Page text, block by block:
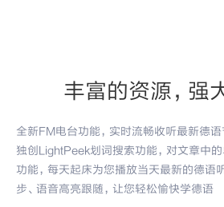
丰富的资源，强
全新FM电台功能，实时流畅收听最新德
独创LightPeek划词搜索功能，对文章中
功能，每天起床为您播放当天最新的德语
步、语音高亮跟随，让您轻松愉快学德语